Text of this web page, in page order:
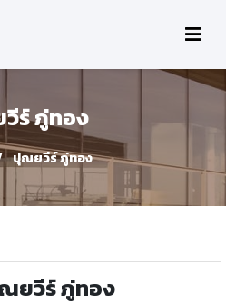
ร์ ภู่ทอง
ปุณยวีร์ ภู่ทอง
ยวีร์ ภู่ทอง